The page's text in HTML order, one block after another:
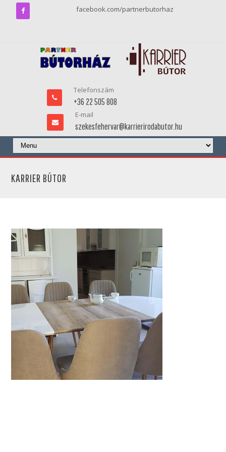
facebook.com/partnerbutorhaz
Telefonszám
+36 22 505 808
E-mail
szekesfehervar@karrierirodabutor.hu
KARRIER BÚTOR